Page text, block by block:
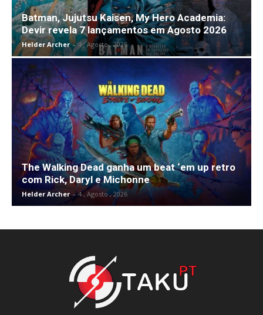
Batman, Jujutsu Kaisen, My Hero Academia:
Devir revela 7 lançamentos em Agosto 2026
Helder Archer - 4 , Agosto , 2026
The Walking Dead ganha um beat ‘em up retro
com Rick, Daryl e Michonne
Helder Archer - 4 , Agosto , 2026